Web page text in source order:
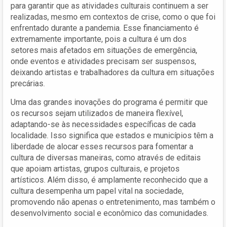
para garantir que as atividades culturais continuem a ser
realizadas, mesmo em contextos de crise, como o que foi
enfrentado durante a pandemia. Esse financiamento é
extremamente importante, pois a cultura é um dos
setores mais afetados em situações de emergência,
onde eventos e atividades precisam ser suspensos,
deixando artistas e trabalhadores da cultura em situações
precárias.
Uma das grandes inovações do programa é permitir que
os recursos sejam utilizados de maneira flexível,
adaptando-se às necessidades específicas de cada
localidade. Isso significa que estados e municípios têm a
liberdade de alocar esses recursos para fomentar a
cultura de diversas maneiras, como através de editais
que apoiam artistas, grupos culturais, e projetos
artísticos. Além disso, é amplamente reconhecido que a
cultura desempenha um papel vital na sociedade,
promovendo não apenas o entretenimento, mas também o
desenvolvimento social e econômico das comunidades.